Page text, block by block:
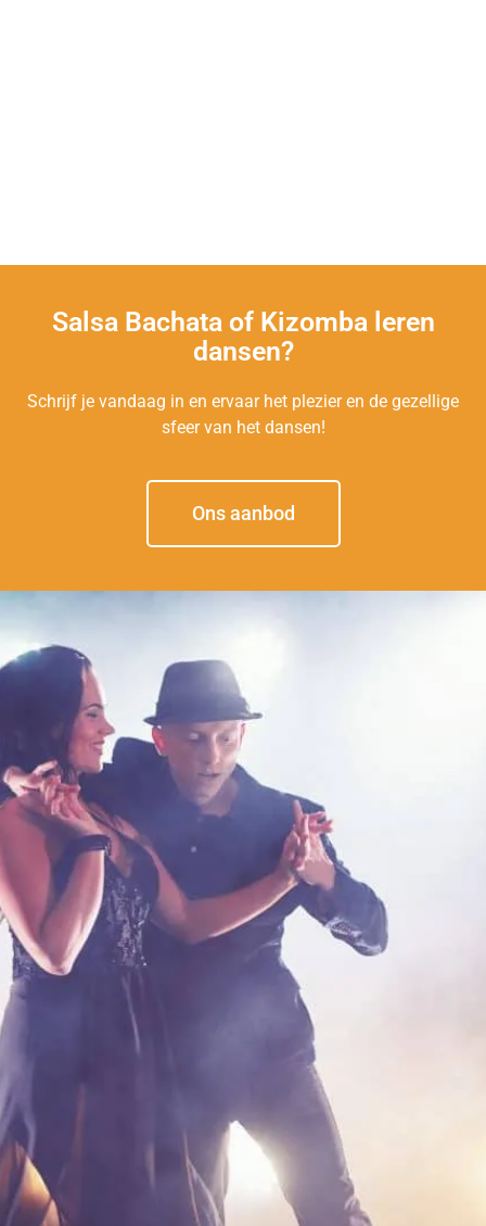
Salsa Bachata of Kizomba leren
dansen?
Schrijf je vandaag in en ervaar het plezier en de gezellige
sfeer van het dansen!
Ons aanbod